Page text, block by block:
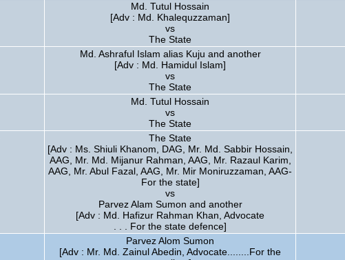
Md. Tutul Hossain
[Adv : Md. Khalequzzaman]
vs
The State
Md. Ashraful Islam alias Kuju and another
[Adv : Md. Hamidul Islam]
vs
The State
Md. Tutul Hossain
vs
The State
The State
[Adv : Ms. Shiuli Khanom, DAG, Mr. Md. Sabbir Hossain,
AAG, Mr. Md. Mijanur Rahman, AAG, Mr. Razaul Karim,
AAG, Mr. Abul Fazal, AAG, Mr. Mir Moniruzzaman, AAG-
For the state]
vs
Parvez Alam Sumon and another
[Adv : Md. Hafizur Rahman Khan, Advocate
. . . For the state defence]
Parvez Alom Sumon
[Adv : Mr. Md. Zainul Abedin, Advocate........For the